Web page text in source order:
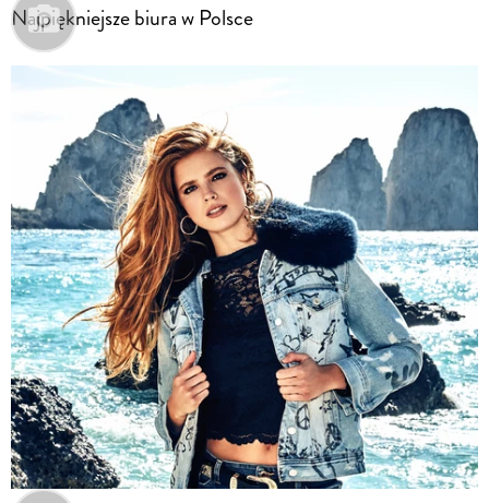
Najpiękniejsze biura w Polsce